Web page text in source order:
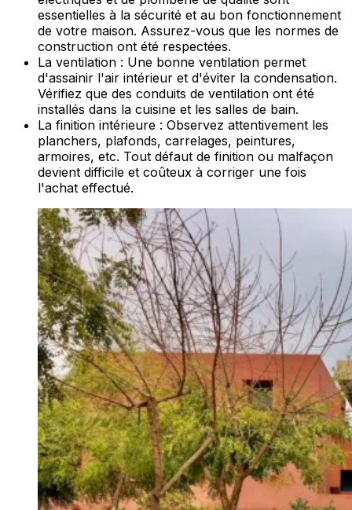
essentielles à la sécurité et au bon fonctionnement
de votre maison. Assurez-vous que les normes de
construction ont été respectées.
La ventilation : Une bonne ventilation permet
d'assainir l'air intérieur et d'éviter la condensation.
Vérifiez que des conduits de ventilation ont été
installés dans la cuisine et les salles de bain.
La finition intérieure : Observez attentivement les
planchers, plafonds, carrelages, peintures,
armoires, etc. Tout défaut de finition ou malfaçon
devient difficile et coûteux à corriger une fois
l'achat effectué.